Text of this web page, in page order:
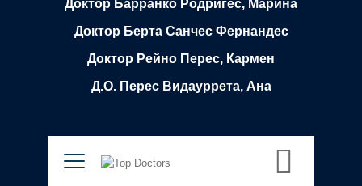
Доктор Барранко Родригес, Марина
Доктор Берта Санчес Фернандес
Доктор Рейно Перес, Кармен
Д.О. Перес Видауррета, Ана